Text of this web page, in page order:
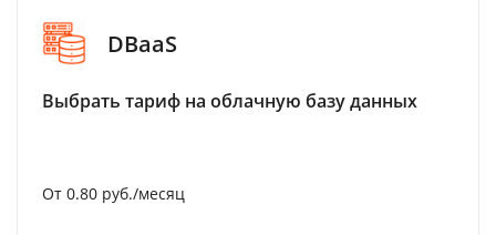
DBaaS
Выбрать тариф на облачную базу данных
От 0.80 руб./месяц